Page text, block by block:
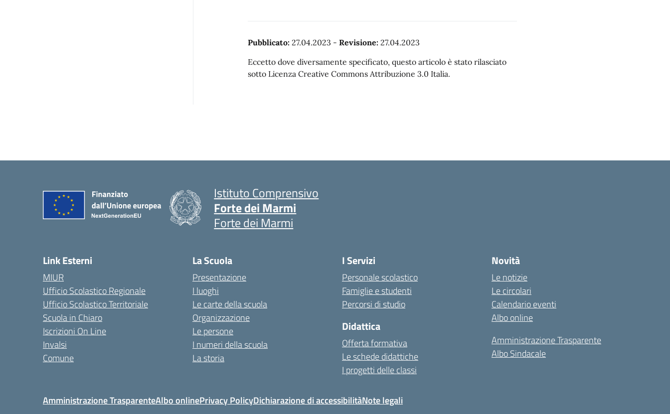
Pubblicato: 27.04.2023 - Revisione: 27.04.2023
Eccetto dove diversamente specificato, questo articolo è stato rilasciato
sotto Licenza Creative Commons Attribuzione 3.0 Italia.
Istituto Comprensivo
Forte dei Marmi
Forte dei Marmi
Link Esterni
MIUR
Ufficio Scolastico Regionale
Ufficio Scolastico Territoriale
Scuola in Chiaro
Iscrizioni On Line
Invalsi
Comune
La Scuola
Presentazione
I luoghi
Le carte della scuola
Organizzazione
Le persone
I numeri della scuola
La storia
I Servizi
Personale scolastico
Famiglie e studenti
Percorsi di studio
Didattica
Offerta formativa
Le schede didattiche
I progetti delle classi
Novità
Le notizie
Le circolari
Calendario eventi
Albo online
Amministrazione Trasparente
Albo Sindacale
Amministrazione TrasparenteAlbo onlinePrivacy PolicyDichiarazione di accessibilitàNote legali